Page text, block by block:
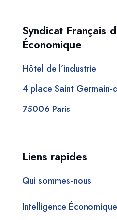
Syndicat Français
Économique
Hôtel de l’industrie
4 place Saint Germain-
75006 Paris
Liens rapides
Qui sommes-nous
Intelligence Économique